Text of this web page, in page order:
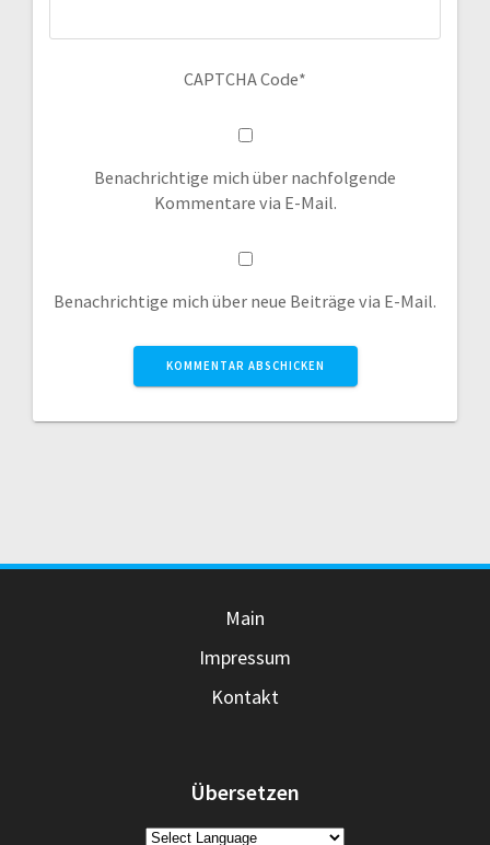
CAPTCHA Code*
Benachrichtige mich über nachfolgende
Kommentare via E-Mail.
Benachrichtige mich über neue Beiträge via E-Mail.
Main
Impressum
Kontakt
Übersetzen